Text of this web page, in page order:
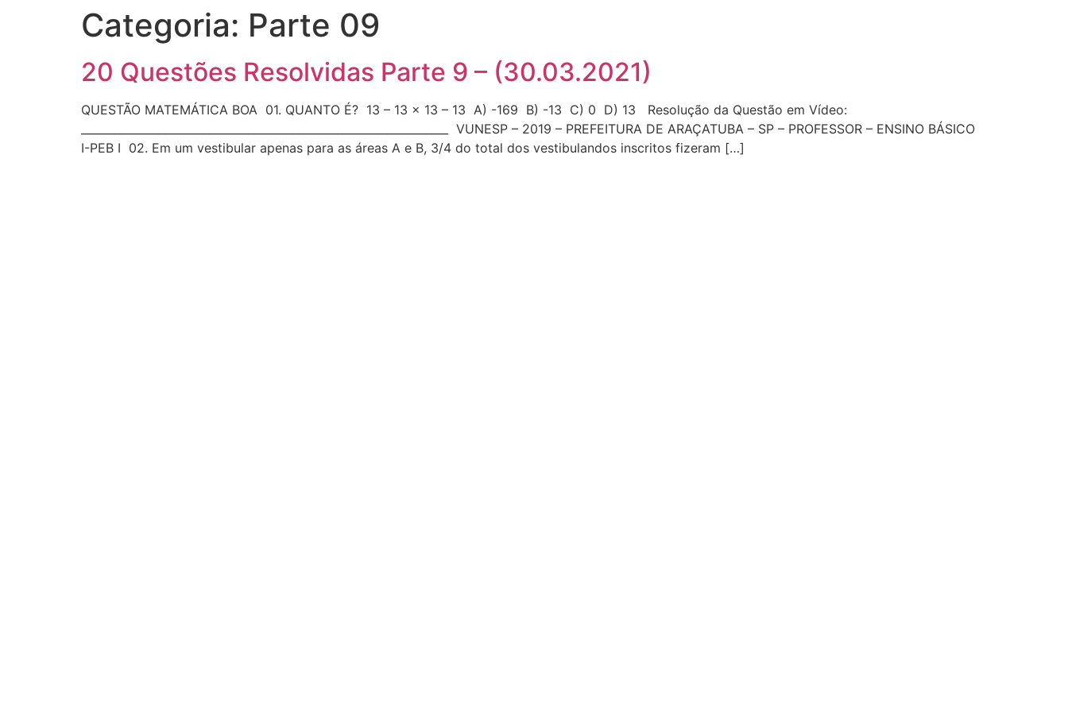
Categoria: Parte 09
20 Questões Resolvidas Parte 9 – (30.03.2021)
QUESTÃO MATEMÁTICA BOA 01. QUANTO É? 13 – 13 x 13 – 13 A) -169 B) -13 C) 0 D) 13 Resolução da Questão em Vídeo:
__________________________________________________________________ VUNESP – 2019 – PREFEITURA DE ARAÇATUBA – SP – PROFESSOR – ENSINO BÁSICO
I-PEB I 02. Em um vestibular apenas para as áreas A e B, 3/4 do total dos vestibulandos inscritos fizeram […]